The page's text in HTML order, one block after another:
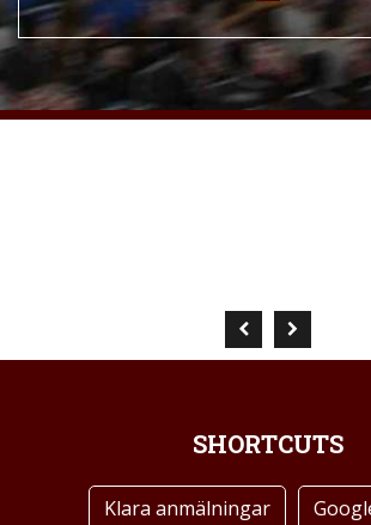
SHORTCUTS
Klara anmälningar